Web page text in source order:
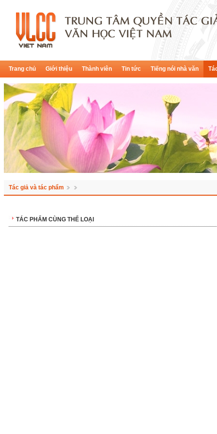
Trang chủ Giới thiệu Thành viên Tin tức Tiếng nói nhà văn
Tác giả và tác phẩm
TÁC PHẨM CÙNG THỂ LOẠI